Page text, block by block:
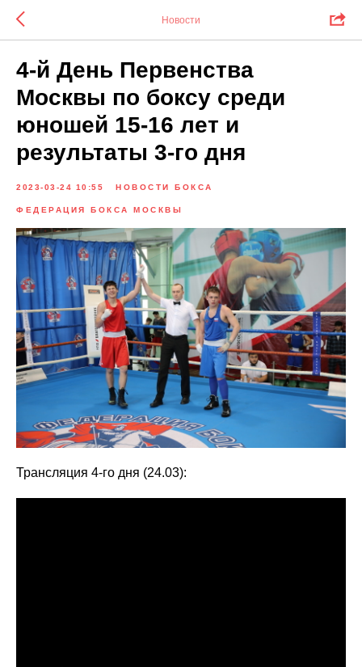
Новости
4-й День Первенства
Москвы по боксу среди
юношей 15-16 лет и
результаты 3-го дня
2023-03-24 10:55 НОВОСТИ БОКСА
ФЕДЕРАЦИЯ БОКСА МОСКВЫ
Трансляция 4-го дня (24.03):